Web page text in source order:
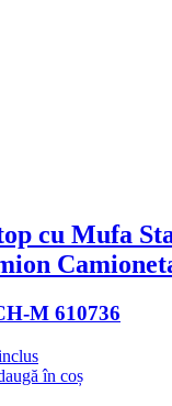
cu Mufa
-M 610736
în coș